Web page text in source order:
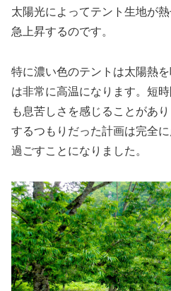
太陽光によってテント生地が
急上昇するのです。
特に濃い色のテントは太陽熱
は非常に高温になります。短
も息苦しさを感じることがあ
するつもりだった計画は完全
過ごすことになりました。